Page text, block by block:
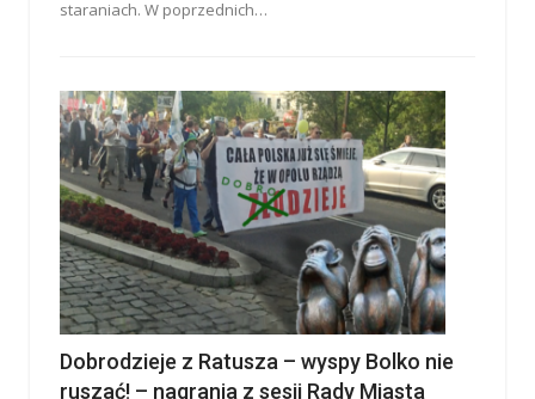
staraniach. W poprzednich…
Dobrodzieje z Ratusza – wyspy Bolko nie
ruszać! – nagrania z sesji Rady Miasta